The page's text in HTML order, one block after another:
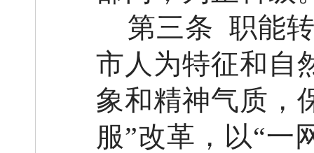
第三条 职能
市人为特征和自
象和精神气质，
服”改革 ， 以“一